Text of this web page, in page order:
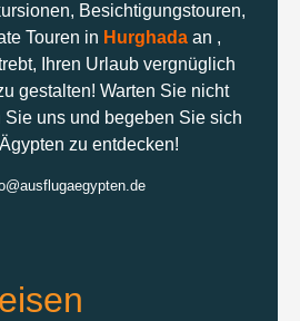
Besichtigungstouren,
Touren in Hurghada an ,
Ihren Urlaub vergnüglich
gestalten! Warten Sie nicht
Sie uns und begeben Sie sich
zu entdecken!